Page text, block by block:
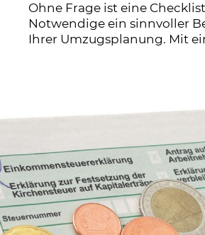
Ohne Frage ist eine
Notwendige ein sinnvoller
Ihrer Umzugsplanung. Mit